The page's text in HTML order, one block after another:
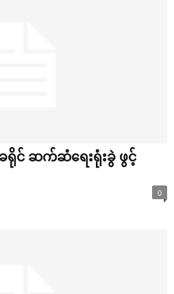
င် ဆက်ဆံ‌ရေးရုံးခွဲ ဖွင့်
0